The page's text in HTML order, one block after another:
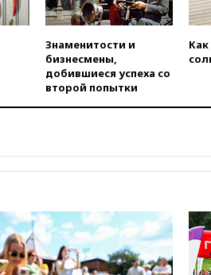
Знаменитости и
бизнесмены,
добившиеся успеха со
второй попытки